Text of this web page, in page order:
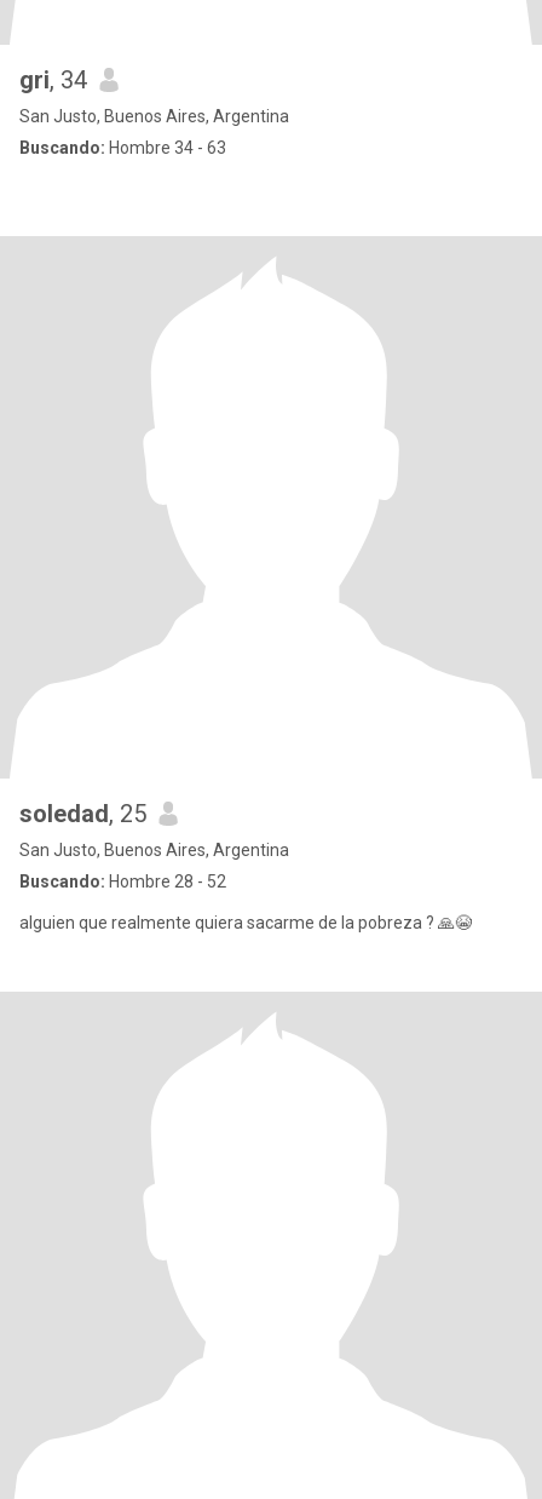
gri, 34
San Justo, Buenos Aires, Argentina
Buscando: Hombre 34 - 63
soledad, 25
San Justo, Buenos Aires, Argentina
Buscando: Hombre 28 - 52
alguien que realmente quiera sacarme de la pobreza ? 🙏😭